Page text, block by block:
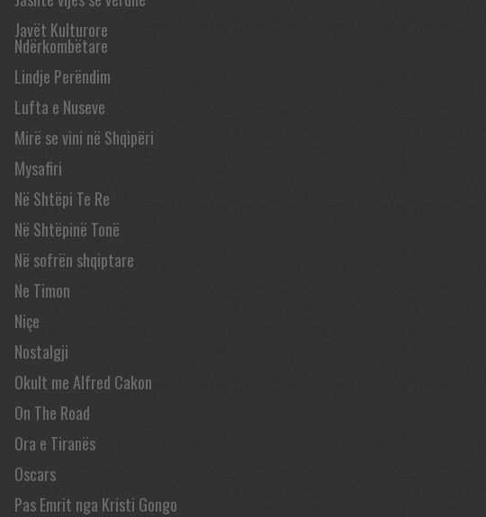
Javët Kulturore
Ndërkombëtare
Lindje Perëndim
Lufta e Nuseve
Mirë se vini në Shqipëri
Mysafiri
Në Shtëpi Te Re
Në Shtëpinë Tonë
Në sofrën shqiptare
Ne Timon
Niçe
Nostalgji
Okult me Alfred Cakon
On The Road
Ora e Tiranës
Oscars
Pas Emrit nga Kristi Gongo